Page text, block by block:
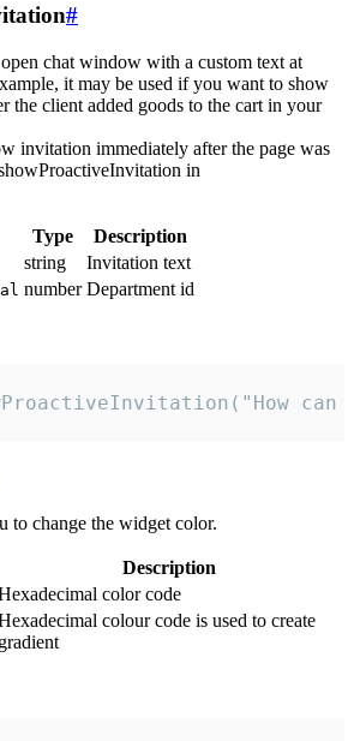
#
chat window with a custom text at
it may be used if you want to show
the client added goods to the cart in your
invitation immediately after the page was
in
Type
Description
string
Invitation text
number Department id
to change the widget color.
Description
color code
colour code is used to create
gradient